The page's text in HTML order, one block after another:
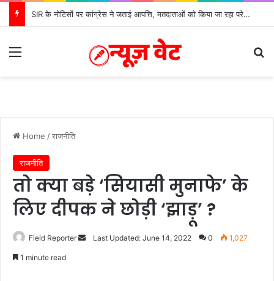
SIR के नोटिसों पर कांग्रेस ने जताई आपत्ति, मतदाताओं को किया जा रहा परेशान: बोले राष्ट्रीय प्रवक्ता आलोक शर्मा
Menu
Home /राजनीति
राजनीति
तो क्या बड़े ‘सियासी मुनाफे’ के
लिए दीपक ने छोड़ी ‘झाड़ू’ ?
Field Reporter
SendLast Updated: June 14, 2022 0 1,027
1 minute read